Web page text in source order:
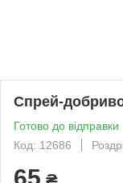
Спрей-
Готово до відправки
Код: 12686
65